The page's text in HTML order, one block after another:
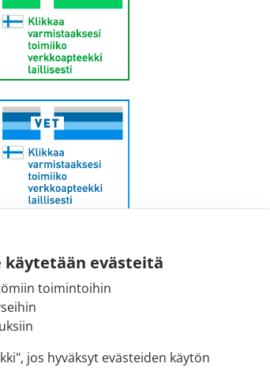
käytetään evästeitä
toimintoihin
jos hyväksyt evästeiden käytön
vaihde:
522 3341